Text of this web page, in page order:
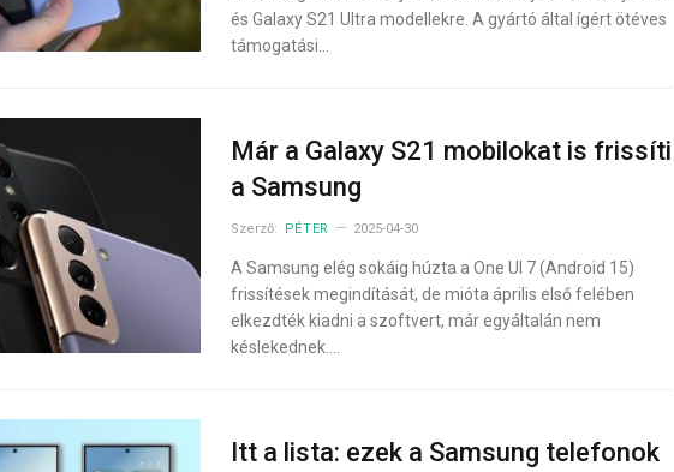
és Galaxy S21 Ultra modellekre. A gyártó által ígért ötéves
támogatási…
Már a Galaxy S21 mobilokat is frissíti
a Samsung
Szerző: PÉTER 2025-04-30
A Samsung elég sokáig húzta a One UI 7 (Android 15)
frissítések megindítását, de mióta április első felében
elkezdték kiadni a szoftvert, már egyáltalán nem
késlekednek.…
Itt a lista: ezek a Samsung telefonok